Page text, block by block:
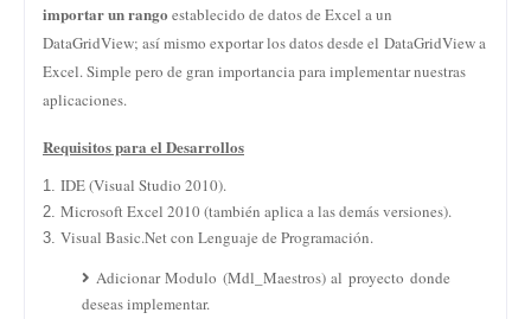
importar un rango establecido de datos de Excel a un
DataGridView; así mismo exportar los datos desde el DataGridView a
Excel. Simple pero de gran importancia para implementar nuestras
aplicaciones.
Requisitos para el Desarrollos
IDE (Visual Studio 2010).
Microsoft Excel 2010 (también aplica a las demás versiones).
Visual Basic.Net con Lenguaje de Programación.
AdicionarModulo (Mdl_Maestros) al proyecto donde
deseas implementar.